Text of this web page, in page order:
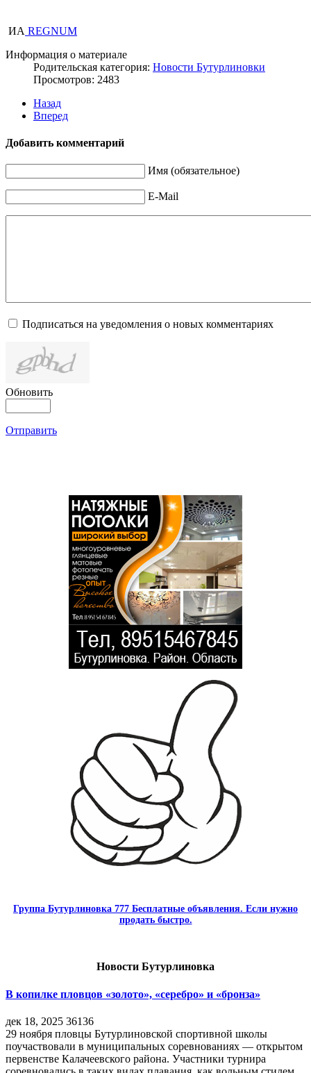
ИА REGNUM
Информация о материале
Родительская категория: Новости Бутурлиновки
Просмотров: 2483
Назад
Вперед
Добавить комментарий
Имя (обязательное)
E-Mail
Подписаться на уведомления о новых комментариях
Обновить
Отправить
Группа Бутурлиновка 777 Бесплатные объявления. Если нужно
продать быстро.
Новости Бутурлиновка
В копилке пловцов «золото», «серебро» и «бронза»
дек 18, 2025 36136
29 ноября пловцы Бутурлиновской спортивной школы
поучаствовали в муниципальных соревнованиях — открытом
первенстве Калачеевского района. Участники турнира